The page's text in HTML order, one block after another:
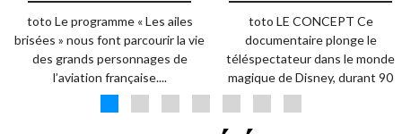
toto Le programme « Les ailes
brisées » nous font parcourir la vie
des grands personnages de
l’aviation française....
toto LE CONCEPT Ce
documentaire plonge le
téléspectateur dans le monde
magique de Disney, durant 90
minutes. Venez à la...